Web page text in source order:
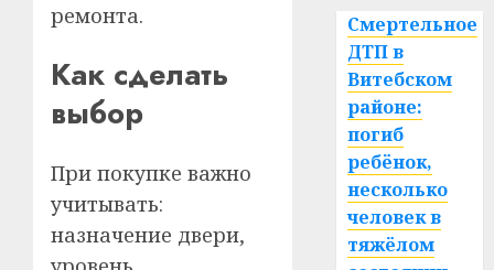
ремонта.
Как сделать
выбор
При покупке важно
учитывать:
назначение двери,
Смертельное
ДТП в
Витебском
районе:
погиб
ребёнок,
несколько
человек в
тяжёлом